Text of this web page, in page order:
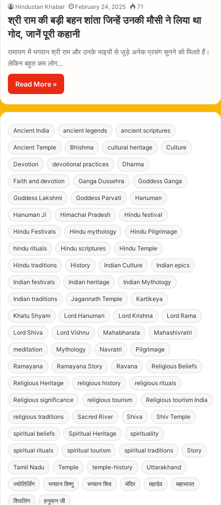
Hindustan Khabar February 24, 2025 71
श्री राम की बड़ी बहन शांता जिन्हें उनकी मौसी ने लिया था
गोद, जानें पूरी कहानी
रामायण में भगवान श्री राम और उनके भाइयों से जुड़े अनेक प्रसंग सुनने को मिलते हैं।
लेकिन बहुत कम लोग…
Read More »
Ancient India ancient legends ancient scriptures
Ancient Temple Bhishma cultural heritage Culture
Devotion devotional practices Dharma
Faith and devotion Ganga Dussehra Goddess Ganga
Goddess Lakshmi Goddess Parvati Hanuman
Hanuman Ji Himachal Pradesh Hindu festival
Hindu Festivals Hindu mythology Hindu Pilgrimage
hindu rituals Hindu scriptures Hindu Temple
Hindu traditions History Indian Culture Indian epics
Indian festivals Indian heritage Indian Mythology
Indian traditions Jagannath Temple Kartikeya
Khatu Shyam Lord Hanuman Lord Krishna Lord Rama
Lord Shiva Lord Vishnu Mahabharata Mahashivratri
meditation Mythology Navratri Pilgrimage
Ramayana Ramayana Story Ravana Religious Beliefs
Religious Heritage religious history religious rituals
Religious significance religious tourism Religious tourism India
religious traditions Sacred River Shiva Shiv Temple
spiritual beliefs Spiritual Heritage spirituality
spiritual rituals spiritual tourism spiritual traditions Story
Tamil Nadu Temple temple-history Uttarakhand
ज्योतिर्लिंग भगवान विष्णु भगवान शिव मंदिर महादेव महाभारत
शिवलिंग हनुमान जी